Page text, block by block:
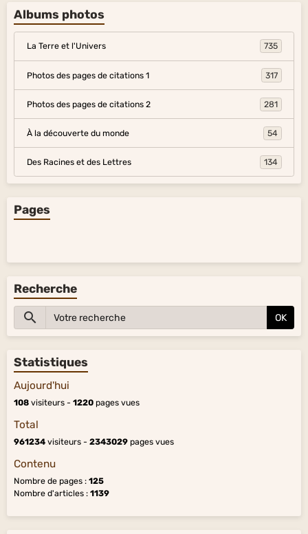
Albums photos
La Terre et l'Univers 735
Photos des pages de citations 1 317
Photos des pages de citations 2 281
À la découverte du monde 54
Des Racines et des Lettres 134
Pages
Recherche
OK
Statistiques
Aujourd'hui
108 visiteurs - 1220 pages vues
Total
961234 visiteurs - 2343029 pages vues
Contenu
Nombre de pages : 125
Nombre d'articles : 1139